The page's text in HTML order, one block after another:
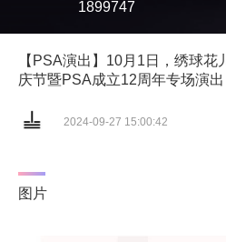
1899747
【PSA演出】10月1日，绣球花
庆节暨PSA成立12周年专场演出
2024-09-27 15:00:42
图片